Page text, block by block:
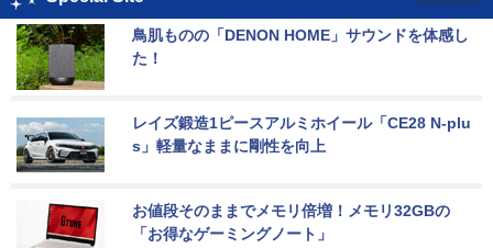
鳥肌ものの「DENON HOME」サウンドを体感し
た！
レイズ鍛造1ピースアルミホイール「CE28 N-plu
s」軽量なままに剛性を向上
お値段そのままでメモリ倍増！メモリ32GBの
「お得なゲーミングノート」